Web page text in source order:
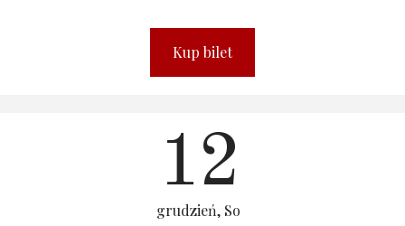
Kup bilet
12
grudzień, So